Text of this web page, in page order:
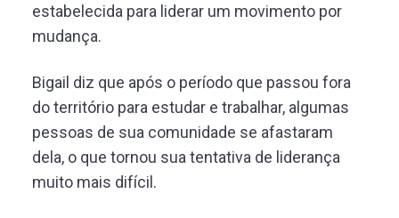
estabelecida para liderar um movimento por
mudança.
Bigail diz que após o período que passou fora
do território para estudar e trabalhar, algumas
pessoas de sua comunidade se afastaram
dela, o que tornou sua tentativa de liderança
muito mais difícil.